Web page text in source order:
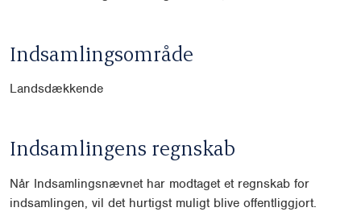
Indsamlingsområde
Landsdækkende
Indsamlingens regnskab
Når Indsamlingsnævnet har modtaget et regnskab for
indsamlingen, vil det hurtigst muligt blive offentliggjort.